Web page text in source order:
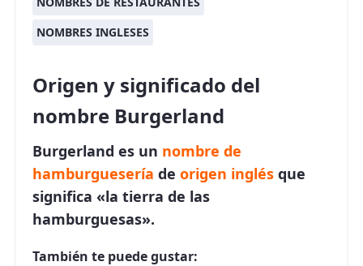
NOMBRES INGLESES
Origen y significado del
nombre Burgerland
Burgerland es un nombre de
hamburguesería de origen inglés que
significa «la tierra de las
hamburguesas».
También te puede gustar: